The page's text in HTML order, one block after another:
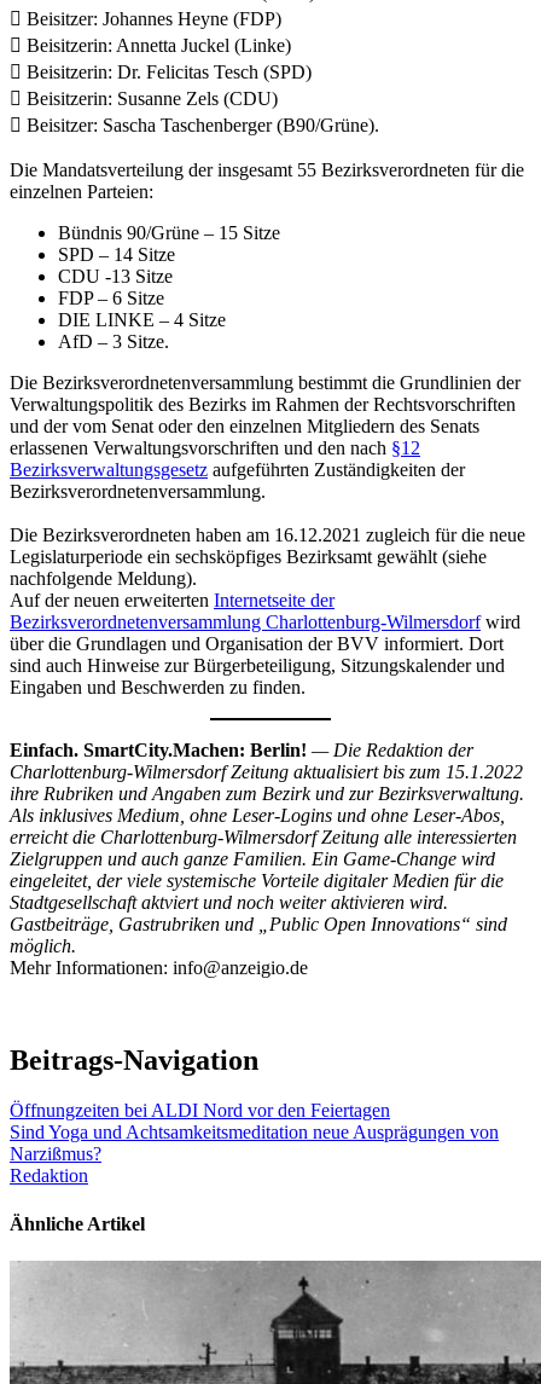
 Beisitzer: Johannes Heyne (FDP)
 Beisitzerin: Annetta Juckel (Linke)
 Beisitzerin: Dr. Felicitas Tesch (SPD)
 Beisitzerin: Susanne Zels (CDU)
 Beisitzer: Sascha Taschenberger (B90/Grüne).
Die Mandatsverteilung der insgesamt 55 Bezirksverordneten für die
einzelnen Parteien:
Bündnis 90/Grüne – 15 Sitze
SPD – 14 Sitze
CDU -13 Sitze
FDP – 6 Sitze
DIE LINKE – 4 Sitze
AfD – 3 Sitze.
Die Bezirksverordnetenversammlung bestimmt die Grundlinien der
Verwaltungspolitik des Bezirks im Rahmen der Rechtsvorschriften
und der vom Senat oder den einzelnen Mitgliedern des Senats
erlassenen Verwaltungsvorschriften und den nach §12
Bezirksverwaltungsgesetz aufgeführten Zuständigkeiten der
Bezirksverordnetenversammlung.
Die Bezirksverordneten haben am 16.12.2021 zugleich für die neue
Legislaturperiode ein sechsköpfiges Bezirksamt gewählt (siehe
nachfolgende Meldung).
Auf der neuen erweiterten Internetseite der
Bezirksverordnetenversammlung Charlottenburg-Wilmersdorfwird
über die Grundlagen und Organisation der BVV informiert. Dort
sind auch Hinweise zur Bürgerbeteiligung, Sitzungskalender und
Eingaben und Beschwerden zu finden.
Einfach. SmartCity.Machen: Berlin! — Die Redaktion der
Charlottenburg-Wilmersdorf Zeitung aktualisiert bis zum 15.1.2022
ihre Rubriken und Angaben zum Bezirk und zur Bezirksverwaltung.
Als inklusives Medium, ohne Leser-Logins und ohne Leser-Abos,
erreicht die Charlottenburg-Wilmersdorf Zeitung alle interessierten
Zielgruppen und auch ganze Familien. Ein Game-Change wird
eingeleitet, der viele systemische Vorteile digitaler Medien für die
Stadtgesellschaft aktviert und noch weiter aktivieren wird.
Gastbeiträge, Gastrubriken und „Public Open Innovations“ sind
möglich.
Mehr Informationen: info@anzeigio.de
Beitrags-Navigation
Öffnungzeiten bei ALDI Nord vor den Feiertagen
Sind Yoga und Achtsamkeitsmeditation neue Ausprägungen von
Narzißmus?
Redaktion
Ähnliche Artikel